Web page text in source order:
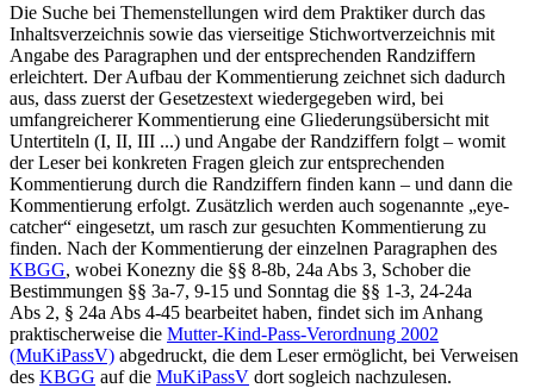
Die Suche bei Themenstellungen wird dem Praktiker durch das
Inhaltsverzeichnis sowie das vierseitige Stichwortverzeichnis mit
Angabe des Paragraphen und der entsprechenden Randziffern
erleichtert. Der Aufbau der Kommentierung zeichnet sich dadurch
aus, dass zuerst der Gesetzestext wiedergegeben wird, bei
umfangreicherer Kommentierung eine Gliederungsübersicht mit
Untertiteln (I, II, III ...) und Angabe der Randziffern folgt – womit
der Leser bei konkreten Fragen gleich zur entsprechenden
Kommentierung durch die Randziffern finden kann – und dann die
Kommentierung erfolgt. Zusätzlich werden auch sogenannte „eye-
catcher“ eingesetzt, um rasch zur gesuchten Kommentierung zu
finden. Nach der Kommentierung der einzelnen Paragraphen des
KBGG, wobei Konezny die §§ 8-8b, 24a Abs 3, Schoberdie
Bestimmungen §§ 3a-7, 9-15 und Sonntag die §§ 1-3, 24-24a
Abs 2, § 24a Abs 4-45 bearbeitet haben, findet sich im Anhang
praktischerweise die Mutter-Kind-Pass-Verordnung 2002
(MuKiPassV) abgedruckt, die dem Leser ermöglicht, bei Verweisen
des KBGG auf die MuKiPassV dort sogleich nachzulesen.